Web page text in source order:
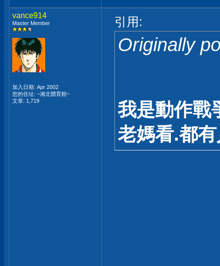
vance914
Master Member
加入日期: Apr 2002
您的住址: ~湘北體育館~
文章: 1,719
引用:
Originally
我是動作戰
老媽看.都